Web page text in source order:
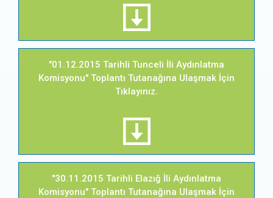
"01.12.2015 Tarihli Tunceli İli Aydınlatma
Komisyonu" Toplantı Tutanağına Ulaşmak İçin
Tıklayınız.
"30.11.2015 Tarihli Elazığ İli Aydınlatma
Komisyonu" Toplantı Tutanağına Ulaşmak İçin